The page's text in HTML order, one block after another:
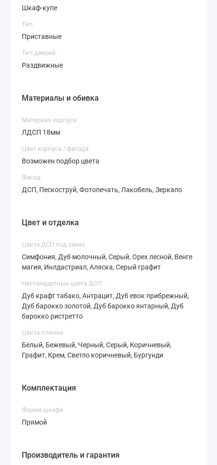
Варианты фасадов
СТ-6,2 СТ-7,1
Шкаф-купе
Тип
Приставные
Тип дверей
Раздвижные
Материалы и обивка
Материал корпуса
ЛДСП 18мм
Цвет корпуса / фасада
Возможен подбор цвета
Фасад
ДСП, Пескоструй, Фотопечать, Лакобель, Зеркало
Цвет и отделка
Цвета ДСП под заказ
Симфония, Дуб молочный, Серый, Орех лесной, Венге
магия, Инлдастриал, Аляска, Серый графит
Нестандартные цвета ДСП
Дуб крафт табако, Антрацит, Дуб евок прибрежный,
Дуб барокко золотой, Дуб барокко янтарный, Дуб
барокко ристретто
Цвета пленки
Белый, Бежевый, Черный, Серый, Коричневый,
Графит, Крем, Светло коричневый, Бургунди
Комплектация
Форма шкафа
Прямой
Производитель и гарантия